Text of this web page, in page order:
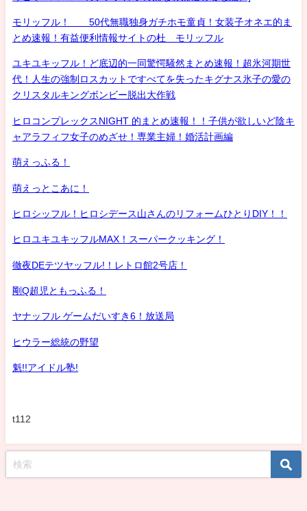
モリッフル！ 50代無職独身ガチホモ童貞！女装子オネエ的ま
とめ速報！有益便利情報サイトの杜 モリッフル
ユキユキッフル！ど底辺的一同驚愕騒然まとめ速報！超氷河期世
代！人生の強制ロスカットですべてを失ったキグナス氷子の愛の
クリスタルキングボンビー脱出大作戦
ヒロコンプレックスNIGHT 的まとめ速報！！子供が欲しいど陰キ
ャアラフィフ女子のめざせ！専業主婦！婚活計画編
萌えっふる！
萌えっとこあに！
ヒロシッフル！ヒロシデース山さんのリフォームひとりDIY！！
ヒロユキユキッフルMAX！スーパークッキング！
徹夜DEテツヤッフル!！レトロ館2号店！
剛Q超児ともっふる！
ヤナッフル ゲームだいすき6！放送局
ヒウラー総統の野望
魁!!アイドル塾!
t112